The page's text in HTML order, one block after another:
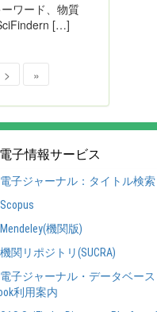
ワード、物質
[…]
> »
電子情報サービス
子ジャーナル：タイトル検索
機関版)
関リポジトリ(SUCRA)
子ジャーナル・データベース
利用案内